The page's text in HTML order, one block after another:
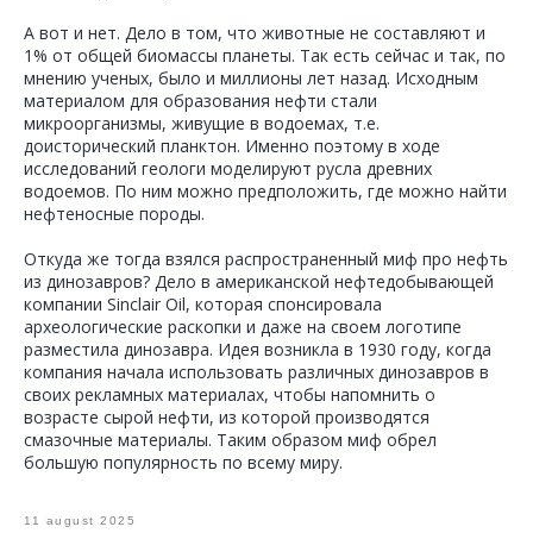
А вот и нет. Дело в том, что животные не составляют и
1% от общей биомассы планеты. Так есть сейчас и так, по
мнению ученых, было и миллионы лет назад. Исходным
материалом для образования нефти стали
микроорганизмы, живущие в водоемах, т.е.
доисторический планктон. Именно поэтому в ходе
исследований геологи моделируют русла древних
водоемов. По ним можно предположить, где можно найти
нефтеносные породы.
Откуда же тогда взялся распространенный миф про нефть
из динозавров? Дело в американской нефтедобывающей
компании Sinclair Oil, которая спонсировала
археологические раскопки и даже на своем логотипе
разместила динозавра. Идея возникла в 1930 году, когда
компания начала использовать различных динозавров в
своих рекламных материалах, чтобы напомнить о
возрасте сырой нефти, из которой производятся
смазочные материалы. Таким образом миф обрел
большую популярность по всему миру.
11 august 2025